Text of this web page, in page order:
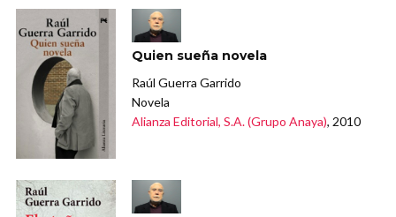
Quien sueña novela
Raúl Guerra Garrido
Novela
Alianza Editorial, S.A. (Grupo Anaya), 2010